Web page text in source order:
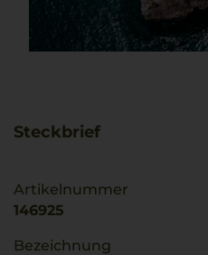
Steckbrief
Artikelnummer
146925
Bezeichnung